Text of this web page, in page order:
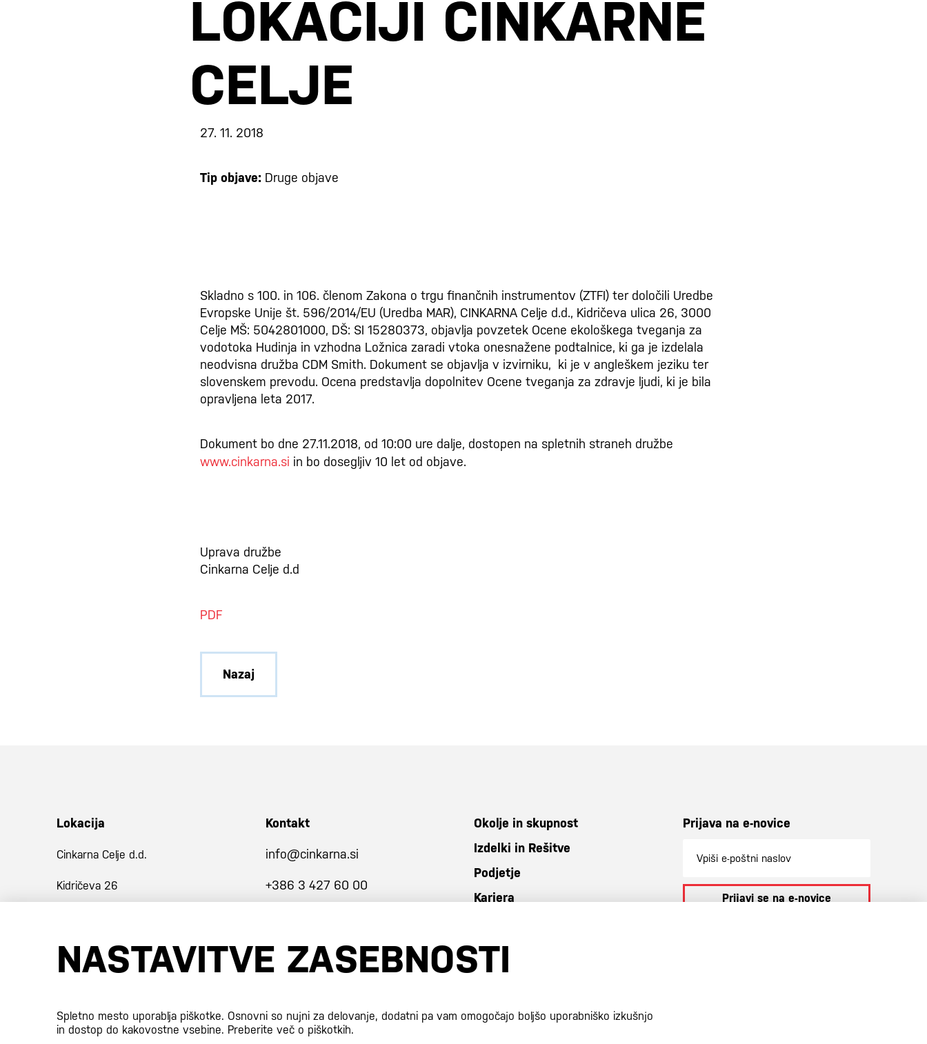
LOKACIJI CINKARNE
CELJE
27. 11. 2018
Tip objave: Druge objave
Skladno s 100. in 106. členom Zakona o trgu finančnih instrumentov (ZTFI) ter določili Uredbe
Evropske Unije št. 596/2014/EU (Uredba MAR), CINKARNA Celje d.d., Kidričeva ulica 26, 3000
Celje MŠ: 5042801000, DŠ: SI 15280373, objavlja povzetek Ocene ekološkega tveganja za
vodotoka Hudinja in vzhodna Ložnica zaradi vtoka onesnažene podtalnice, ki ga je izdelala
neodvisna družba CDM Smith. Dokument se objavlja v izvirniku, ki je v angleškem jeziku ter
slovenskem prevodu. Ocena predstavlja dopolnitev Ocene tveganja za zdravje ljudi, ki je bila
opravljena leta 2017.
Dokument bo dne 27.11.2018, od 10:00 ure dalje, dostopen na spletnih straneh družbe
www.cinkarna.si in bo dosegljiv 10 let od objave.
Uprava družbe
Cinkarna Celje d.d
PDF
Nazaj
Lokacija
Cinkarna Celje d.d.
Kidričeva 26
Slovenija
Kontakt
info@cinkarna.si
+386 3 427 60 00
Okolje in skupnost
Izdelki in Rešitve
Podjetje
Kariera
Prijava na e-novice
Prijavi se na e-novice
NASTAVITVE ZASEBNOSTI
Spletno mesto uporablja piškotke. Osnovni so nujni za delovanje, dodatni pa vam omogočajo boljšo uporabniško izkušnjo
in dostop do kakovostne vsebine. Preberite več o piškotkih.